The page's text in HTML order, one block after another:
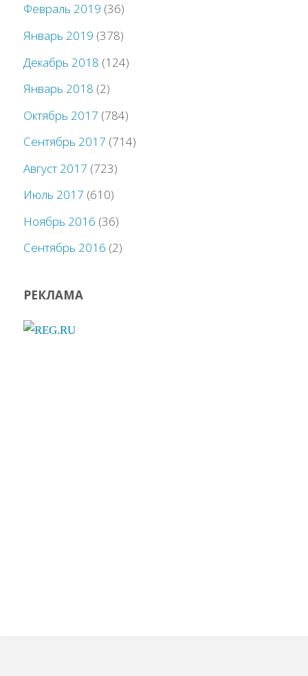
Февраль 2019 (36)
Январь 2019 (378)
Декабрь 2018 (124)
Январь 2018 (2)
Октябрь 2017 (784)
Сентябрь 2017 (714)
Август 2017 (723)
Июль 2017 (610)
Ноябрь 2016 (36)
Сентябрь 2016 (2)
РЕКЛАМА